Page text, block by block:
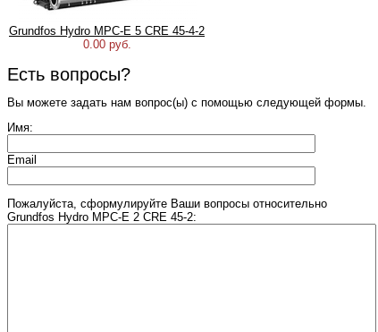
Grundfos Hydro MPC-E 5 CRE 45-4-2
0.00 руб.
Есть вопросы?
Вы можете задать нам вопрос(ы) с помощью следующей формы.
Имя:
Email
Пожалуйста, сформулируйте Ваши вопросы относительно
Grundfos Hydro MPC-E 2 CRE 45-2: